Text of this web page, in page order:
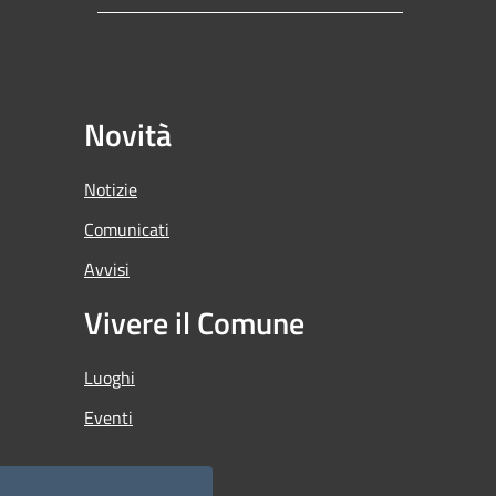
Novità
Notizie
Comunicati
Avvisi
Vivere il Comune
Luoghi
Eventi